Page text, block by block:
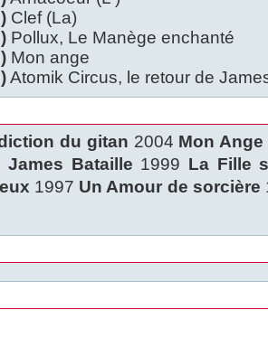
Clef (La)
Pollux, Le Manège enchanté
Mon ange
Atomik Circus, le retour de
du gitan 2004 Mon
Bataille 1999 La Fille
1997 Un Amour de sorcière